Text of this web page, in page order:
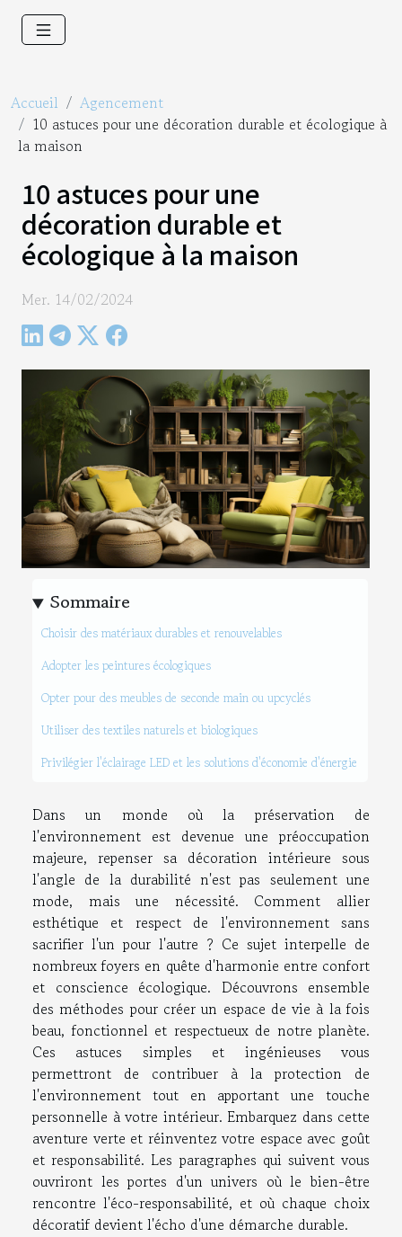
Accueil
Agencement
10 astuces pour une décoration durable et écologique à
la maison
10 astuces pour une
décoration durable et
écologique à la maison
Mer. 14/02/2024
Sommaire
Choisir des matériaux durables et renouvelables
Adopter les peintures écologiques
Opter pour des meubles de seconde main ou upcyclés
Utiliser des textiles naturels et biologiques
Privilégier l'éclairage LED et les solutions d'économie d'énergie
Dans un monde où la préservation de
l'environnement est devenue une préoccupation
majeure, repenser sa décoration intérieure sous
l'angle de la durabilité n'est pas seulement une
mode, mais une nécessité. Comment allier
esthétique et respect de l'environnement sans
sacrifier l'un pour l'autre ? Ce sujet interpelle de
nombreux foyers en quête d'harmonie entre confort
et conscience écologique. Découvrons ensemble
des méthodes pour créer un espace de vie à la fois
beau, fonctionnel et respectueux de notre planète.
Ces astuces simples et ingénieuses vous
permettront de contribuer à la protection de
l'environnement tout en apportant une touche
personnelle à votre intérieur. Embarquez dans cette
aventure verte et réinventez votre espace avec goût
et responsabilité. Les paragraphes qui suivent vous
ouvriront les portes d'un univers où le bien-être
rencontre l'éco-responsabilité, et où chaque choix
décoratif devient l'écho d'une démarche durable.